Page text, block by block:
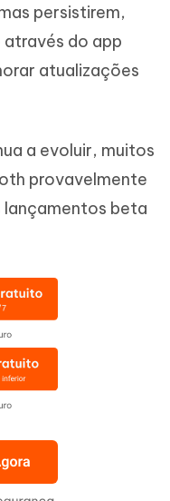
persistirem,
do app
atualizações
a evoluir, muitos
provavelmente
beta